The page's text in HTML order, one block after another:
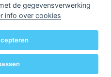
nv
- RPR Leuven
Agent(versie 3.21.0)
voorbehouden
de gegevensverwerking
info over cookies